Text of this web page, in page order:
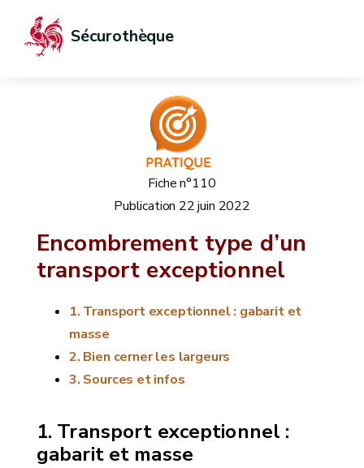
Sécurothèque
Fiche n°110
Publication 22 juin 2022
Encombrement type d’un
transport exceptionnel
Transport exceptionnel : gabarit et
masse
Bien cerner les largeurs
Sources et infos
Transport exceptionnel :
gabarit et masse